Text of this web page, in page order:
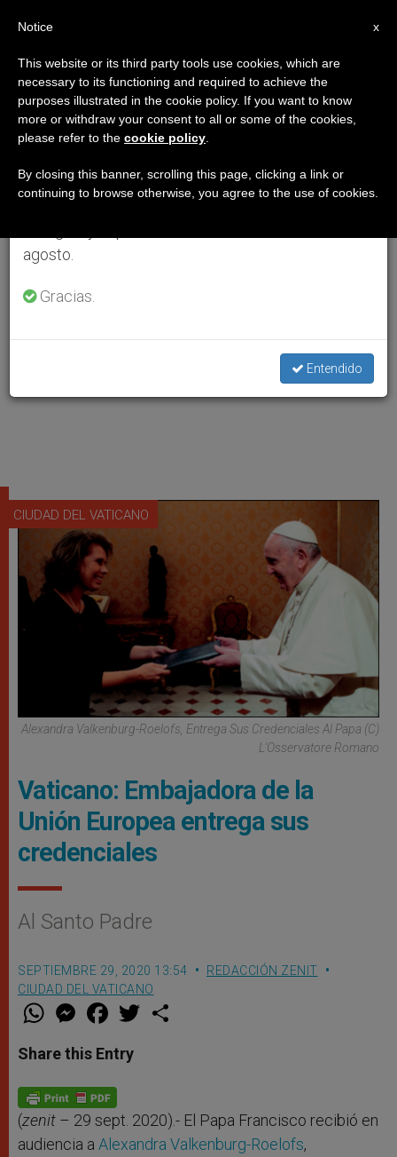
CIUDAD DEL VATICANO
Alexandra Valkenburg-Roelofs, Entrega Sus Credenciales Al Papa (C)
L'Osservatore Romano
Vaticano: Embajadora de la
Unión Europea entrega sus
credenciales
Al Santo Padre
SEPTIEMBRE 29, 2020 13:54
REDACCIÓN ZENIT
CIUDAD DEL VATICANO
W
t
s
p
p
M
e
s
e
g
e
r
F
a
e
b
o
k
w
Share this Entry
(zenit – 29 sept. 2020).- El Papa Francisco recibió en
audiencia a Alexandra Valkenburg-Roelofs,
×
Aviso importante
Del 27 de julio al 7 de agosto haremos la pausa
anual, aprovechando que en el periodo de verano
se generan menos informaciones y también el
agosto.
Gracias.
Entendido
x
Notice
This website or its third party tools use cookies, which are
necessary to its functioning and required to achieve the
purposes illustrated in the cookie policy. If you want to know
more or withdraw your consent to all or some of the cookies,
please refer to the cookie policy
By closing this banner, scrolling this page, clicking a link or
continuing to browse otherwise, you agree to the use of cookies.